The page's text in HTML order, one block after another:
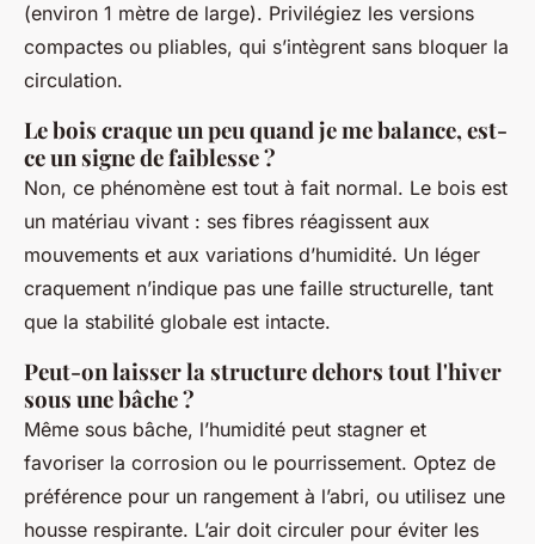
(environ 1 mètre de large). Privilégiez les versions
compactes ou pliables, qui s’intègrent sans bloquer la
circulation.
Le bois craque un peu quand je me balance, est-
ce un signe de faiblesse ?
Non, ce phénomène est tout à fait normal. Le bois est
un matériau vivant : ses fibres réagissent aux
mouvements et aux variations d’humidité. Un léger
craquement n’indique pas une faille structurelle, tant
que la stabilité globale est intacte.
Peut-on laisser la structure dehors tout l'hiver
sous une bâche ?
Même sous bâche, l’humidité peut stagner et
favoriser la corrosion ou le pourrissement. Optez de
préférence pour un rangement à l’abri, ou utilisez une
housse respirante. L’air doit circuler pour éviter les